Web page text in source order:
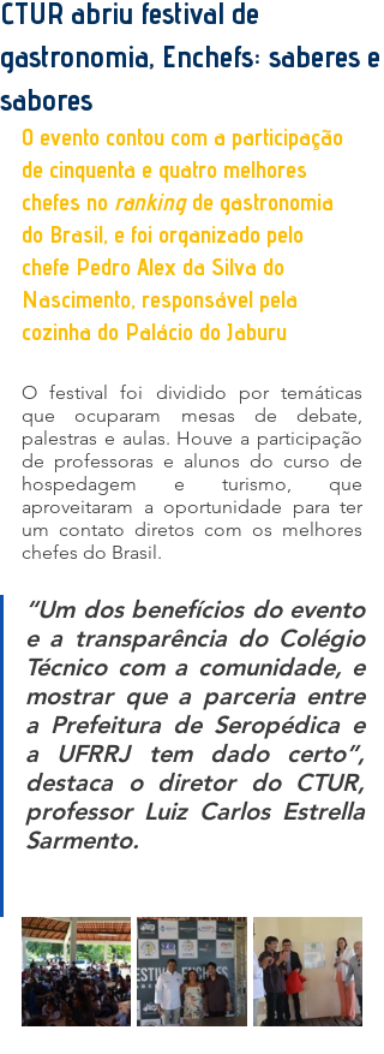
CTUR abriu festival de
gastronomia, Enchefs: saberes e
sabores
O evento contou com a participação
de cinquenta e quatro melhores
chefes no ranking de gastronomia
do Brasil, e foi organizado pelo
chefe Pedro Alex da Silva do
Nascimento, responsável pela
cozinha do Palácio do Jaburu
O festival foi dividido por temáticas
que ocuparam mesas de debate,
palestras e aulas. Houve a participação
de professoras e alunos do curso de
hospedagem e turismo, que
aproveitaram a oportunidade para ter
um contato diretos com os melhores
chefes do Brasil.
“Um dos benefícios do evento
e a transparência do Colégio
Técnico com a comunidade, e
mostrar que a parceria entre
a Prefeitura de Seropédica e
a UFRRJ tem dado certo”,
destaca o diretor do CTUR,
professor Luiz Carlos Estrella
Sarmento.